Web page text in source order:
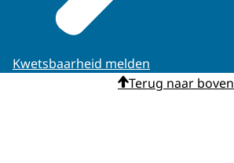
Kwetsbaarheid melden
Terug naar boven